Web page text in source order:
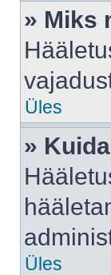
» Miks
Üles
»
Üles